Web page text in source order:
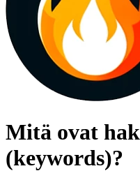
Mitä ovat
(keywords)?